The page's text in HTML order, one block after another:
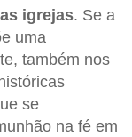
igrejas. Se a
uma
também nos
se
na fé em